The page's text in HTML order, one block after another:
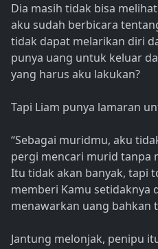
Dia masih tidak bisa
aku sudah berbicara
tidak dapat melarikan diri
punya uang untuk keluar
yang harus aku lakukan?
Tapi Liam punya lamaran
“Sebagai muridmu, aku
pergi mencari murid tanpa
Itu tidak akan banyak, tapi
memberi Kamu setidaknya
menawarkan uang bahkan
Jantung melonjak, penipu